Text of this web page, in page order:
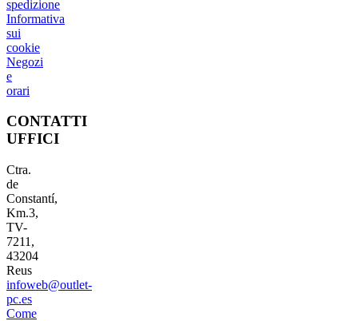
spedizione
Informativa
sui
cookie
Negozi
e
orari
CONTATTI
UFFICI
Ctra.
de
Constantí,
Km.3,
TV-
7211,
43204
Reus
infoweb@outlet-
pc.es
Come